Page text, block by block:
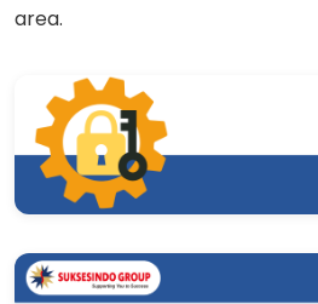
area.